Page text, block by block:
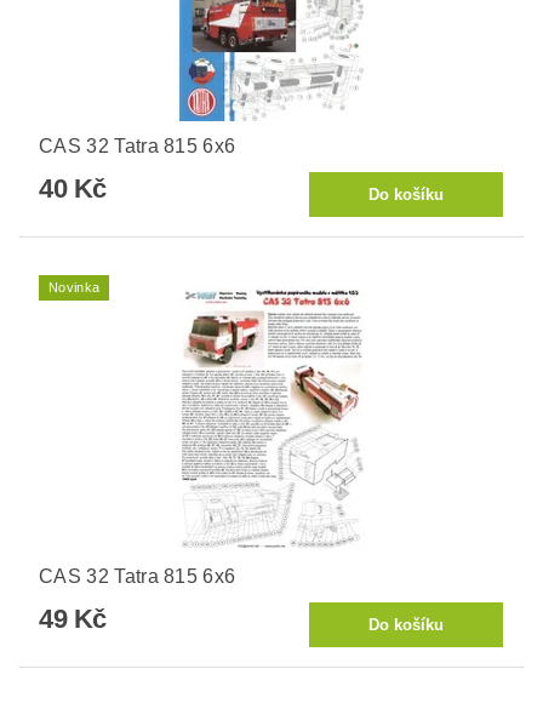
CAS 32 Tatra 815 6x6
40 Kč
Novinka
CAS 32 Tatra 815 6x6
49 Kč